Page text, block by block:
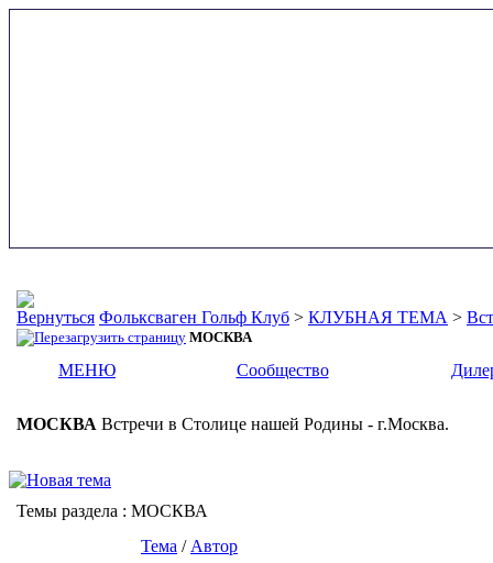
Фольксваген Гольф Клуб > КЛУБНАЯ ТЕМА >
МОСКВА
МЕНЮ Сообщество
МОСКВА Встречи в Столице нашей Родины - г.Москва.
Темы раздела : МОСКВА
Тема / Автор